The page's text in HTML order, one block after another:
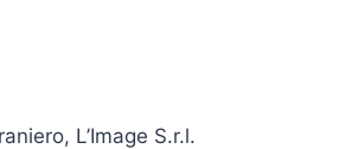
L’Image S.r.l.